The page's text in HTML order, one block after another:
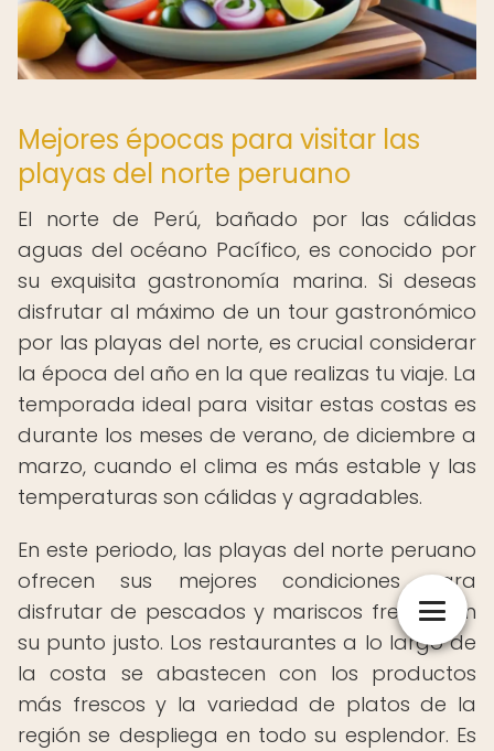
Mejores épocas para visitar las
playas del norte peruano
El norte de Perú, bañado por las cálidas
aguas del océano Pacífico, es conocido por
su exquisita gastronomía marina. Si deseas
disfrutar al máximo de un tour gastronómico
por las playas del norte, es crucial considerar
la época del año en la que realizas tu viaje. La
temporada ideal para visitar estas costas es
durante los meses de verano, de diciembre a
marzo, cuando el clima es más estable y las
temperaturas son cálidas y agradables.
En este periodo, las playas del norte peruano
ofrecen sus mejores condiciones para
disfrutar de pescados y mariscos frescos en
su punto justo. Los restaurantes a lo largo de
la costa se abastecen con los productos
más frescos y la variedad de platos de la
región se despliega en todo su esplendor. Es